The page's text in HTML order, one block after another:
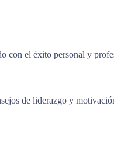
con el éxito personal y
de liderazgo y